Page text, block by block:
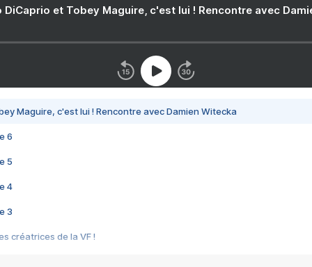
DiCaprio et Tobey Maguire, c'est lui ! Rencontre avec
Maguire, c'est lui ! Rencontre avec Damien Witecka
6
5
4
3
créatrices de la VF !